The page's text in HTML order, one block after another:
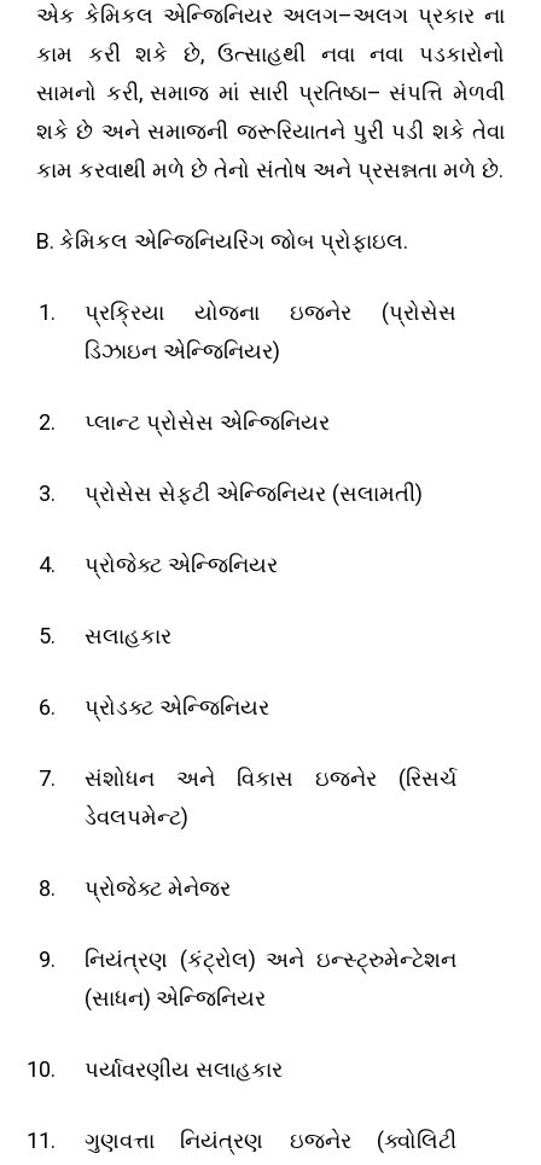
એક કેમિકલ એન્જિનિયર અલગ–અલગ પ્રકાર ના
કામ કરી શકે છે, ઉત્સાહથી નવા નવા પડકારોનો
સામનો કરી,સમાજ માં સારી પ્રતિષ્ઠા– સંપત્તિ મેળવી
શકે છે અને સમાજની જરૂરિયાતને પુરી પડી શકે તેવા
કામ કરવાથી મળે છે તેનો સંતોષ અને પ્રસન્નતા મળે છે.
B. કેમિકલ એન્જિનિયરિંગ જોબ પ્રોફાઇલ.
પ્રક્રિયા યોજના ઇજનેર (પ્રોસેસ
ડિઝાઇન એન્જિનિયર)
પ્લાન્ટ પ્રોસેસ એન્જિનિયર
પ્રોસેસ સેફ્ટી એન્જિનિયર (સલામતી)
પ્રોજેક્ટ એન્જિનિયર
સલાહકાર
પ્રોડક્ટ એન્જિનિયર
સંશોધન અને વિકાસ ઇજનેર (રિસર્ચ
ડેવલપમેન્ટ)
પ્રોજેક્ટ મેનેજર
નિયંત્રણ (કંટ્રોલ)અને ઇન્સ્ટ્રુમેન્ટેશન
(સાધન) એન્જિનિયર
પર્યાવરણીય સલાહકાર
ગુણવત્તા નિયંત્રણ ઇજનેર (ક્વોલિટી